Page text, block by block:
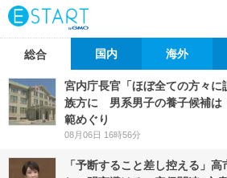
総合 国内 海外
宮内庁長官「ほぼ全ての方々に
族方に 男系男子の養子候補は
範めぐり
08月06日 16時56分
「予断すること差し控える」